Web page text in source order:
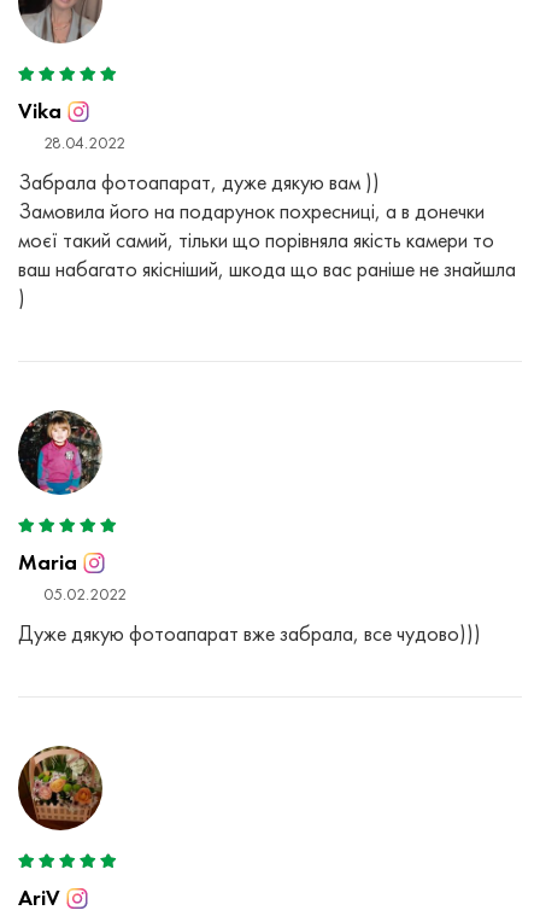
Vika
28.04.2022
Забрала фотоапарат, дуже дякую вам ))
Замовила його на подарунок похресниці, а в донечки
моєї такий самий, тільки що порівняла якість камери то
ваш набагато якісніший, шкода що вас раніше не знайшла
)
Maria
05.02.2022
Дуже дякую фотоапарат вже забрала, все чудово)))
AriV